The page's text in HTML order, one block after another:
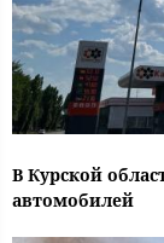
В Курской
автомобилей